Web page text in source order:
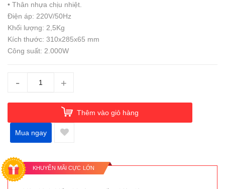
• Thân nhựa chịu nhiệt.
Điện áp: 220V/50Hz
Khối lượng: 2,5Kg
Kích thước: 310x285x65 mm
Công suất: 2.000W
- +
Thêm vào giỏ hàng
Mua ngay
KHUYẾN MÃI CỰC LỚN